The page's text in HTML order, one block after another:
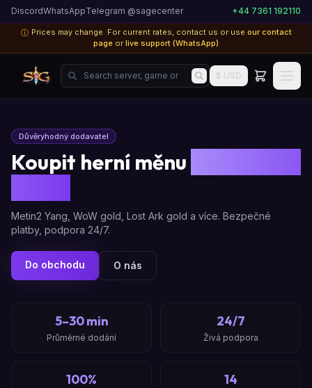
DiscordWhatsAppTelegram @sagecenter +44 7361 192110
ⓘ Prices may change. For current rates, contact us or use our contact
page or live support (WhatsApp)
Search server, game or product...
$ USD
Důvěryhodný dodavatel
Koupit herní měnu
Metin2 Yang, WoW gold, Lost Ark gold a více. Bezpečné
platby, podpora 24/7.
Do obchodu O nás
5–30 min
Průměrné dodání
24/7
Živá podpora
100% 14